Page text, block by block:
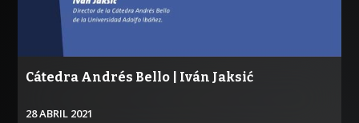
Cátedra Andrés Bello | Iván Jaksić
28 ABRIL 2021